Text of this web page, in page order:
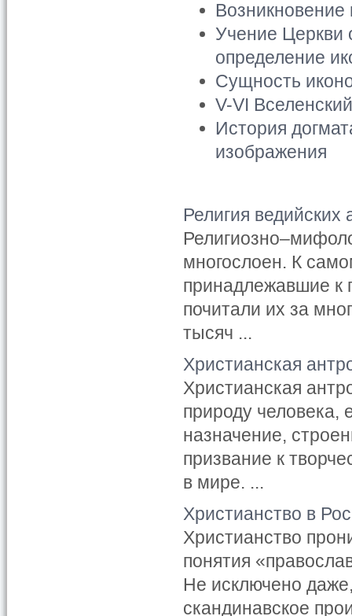
Возникновение
Учение Церкви
определение
Сущность
V-VI
История
изображения
Религия ведийских
многослоен. К
принадлежавшие к
почитали их за
тысяч ...
Христианская
Христианская
природу человека,
назначение,
призвание к
в мире. ...
Христианство в
Христианство
понятия
Не исключено
скандинавское